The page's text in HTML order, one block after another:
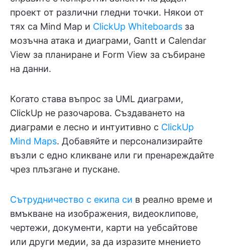
проект от различни гледни точки. Някои от
тях са Mind Map и ClickUp Whiteboards за
мозъчна атака и диаграми, Gantt и Calendar
View за планиране и Form View за събиране
на данни.
Когато става въпрос за UML диаграми,
ClickUp не разочарова. Създаването на
диаграми е лесно и интуитивно с ClickUp
Mind Maps. Добавяйте и персонализирайте
възли с едно кликване или ги пренареждайте
чрез плъзгане и пускане.
Сътрудничество с екипа си в реално време и
вмъкване на изображения, видеоклипове,
чертежи, документи, карти на уебсайтове
или други медии, за да изразите мнението